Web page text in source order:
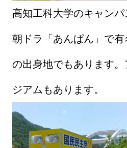
高知工科大学のキャンパ
朝ドラ「あんぱん」で
の出身地でもあります
ジアムもあります。